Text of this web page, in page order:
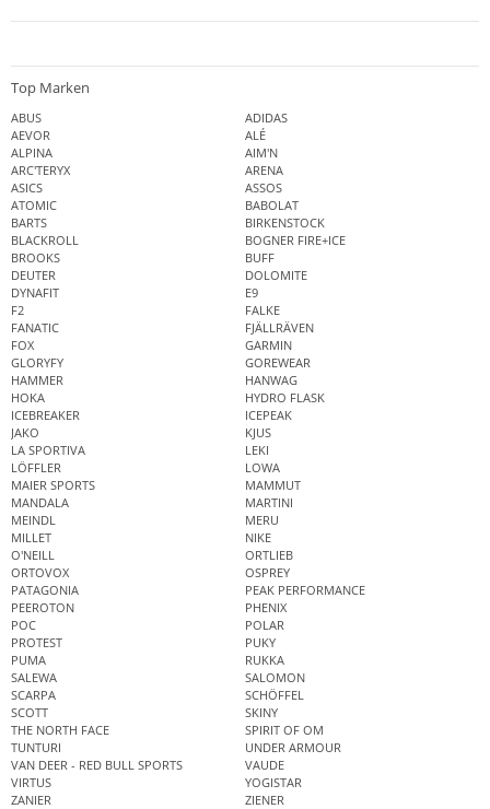
Top Marken
ABUS
ADIDAS
AEVOR
ALÉ
ALPINA
AIM'N
ARC'TERYX
ARENA
ASICS
ASSOS
ATOMIC
BABOLAT
BARTS
BIRKENSTOCK
BLACKROLL
BOGNER FIRE+ICE
BROOKS
BUFF
DEUTER
DOLOMITE
DYNAFIT
E9
F2
FALKE
FANATIC
FJÄLLRÄVEN
FOX
GARMIN
GLORYFY
GOREWEAR
HAMMER
HANWAG
HOKA
HYDRO FLASK
ICEBREAKER
ICEPEAK
JAKO
KJUS
LA SPORTIVA
LEKI
LÖFFLER
LOWA
MAIER SPORTS
MAMMUT
MANDALA
MARTINI
MEINDL
MERU
MILLET
NIKE
O'NEILL
ORTLIEB
ORTOVOX
OSPREY
PATAGONIA
PEAK PERFORMANCE
PEEROTON
PHENIX
POC
POLAR
PROTEST
PUKY
PUMA
RUKKA
SALEWA
SALOMON
SCARPA
SCHÖFFEL
SCOTT
SKINY
THE NORTH FACE
SPIRIT OF OM
TUNTURI
UNDER ARMOUR
VAN DEER - RED BULL SPORTS
VAUDE
VIRTUS
YOGISTAR
ZANIER
ZIENER